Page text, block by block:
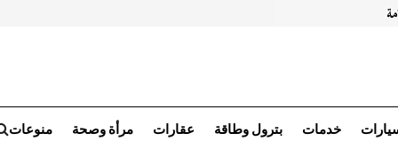
خدمات بترول وطاقة عقارات مرأة وصحة منوعات